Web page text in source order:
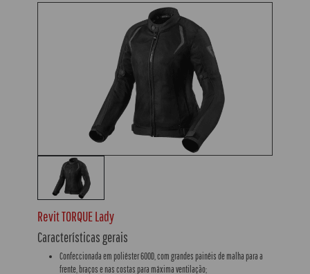
Revit TORQUE Lady
Características gerais
Confeccionada em poliéster 600D, com grandes painéis de malha para a
frente, braços e nas costas para máxima ventilação;